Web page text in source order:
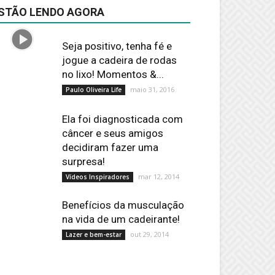
LENDO AGORA
Seja positivo, tenha fé e
jogue a cadeira de rodas
no lixo! Momentos &...
Paulo Oliveira Life maio 31, 2016
Ela foi diagnosticada com
câncer e seus amigos
decidiram fazer uma
surpresa!
Vídeos Inspiradores mar 12, 2014
Benefícios da musculação
na vida de um cadeirante!
Lazer e bem-estar out 29, 2014